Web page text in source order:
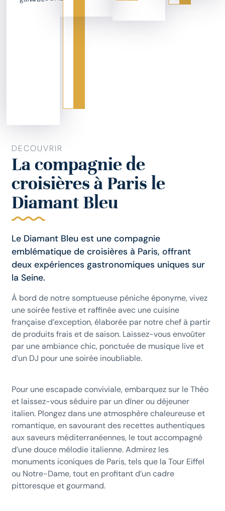
DECOUVRIR
La compagnie de
croisières à Paris le
Diamant Bleu
Le Diamant Bleu est une compagnie
emblématique de croisières à Paris, offrant
deux expériences gastronomiques uniques sur
la Seine.
À bord de notre somptueuse péniche éponyme, vivez
une soirée festive et raffinée avec une cuisine
française d’exception, élaborée par notre chef à partir
de produits frais et de saison. Laissez-vous envoûter
par une ambiance chic, ponctuée de musique live et
d’un DJ pour une soirée inoubliable.
Pour une escapade conviviale, embarquez sur le Théo
et laissez-vous séduire par un dîner ou déjeuner
italien. Plongez dans une atmosphère chaleureuse et
romantique, en savourant des recettes authentiques
aux saveurs méditerranéennes, le tout accompagné
d’une douce mélodie italienne. Admirez les
monuments iconiques de Paris, tels que la Tour Eiffel
ou Notre-Dame, tout en profitant d’un cadre
pittoresque et gourmand.